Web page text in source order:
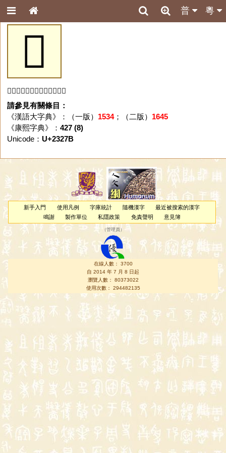
粵
普
𣉻
「𣉻」字未收錄於本資料庫。
請參見有關條目：
《漢語大字典》：（一版） 1534；（二版） 1645
《康熙字典》： 427 (8)
Unicode： U+2327B
新手入門 使用凡例 字庫統計 隨機漢字
最近被搜索的漢字
鳴謝
製作單位 私隱政策 免責聲明 意見簿
（管理員 ）
在線人數： 3700
自 2014 年 7 月 8 日起
瀏覽人數： 80373022
使用次數： 294482135